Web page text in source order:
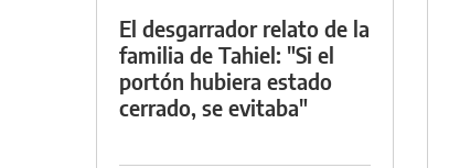
El desgarrador relato de la
familia de Tahiel: "Si el
portón hubiera estado
cerrado, se evitaba"